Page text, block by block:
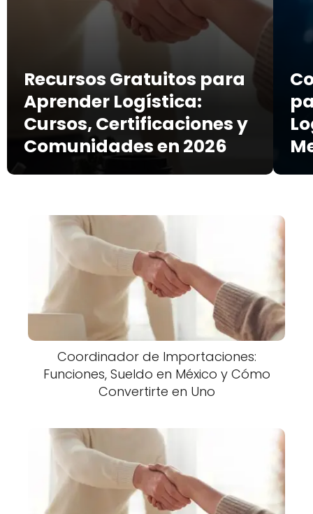
Recursos Gratuitos para
Aprender Logística:
Cursos, Certificaciones y
Comunidades en 2026
Coordinador de Importaciones:
Funciones, Sueldo en México y Cómo
Convertirte en Uno